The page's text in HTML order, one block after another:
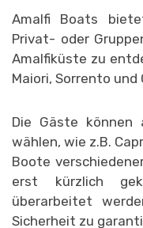
Amalfi Boats
Privat- oder
Amalfiküste zu
Maiori, Sorrento und
Die Gäste können
wählen, wie z.B.
Boote
erst kürzlich
überarbeitet
Sicherheit zu